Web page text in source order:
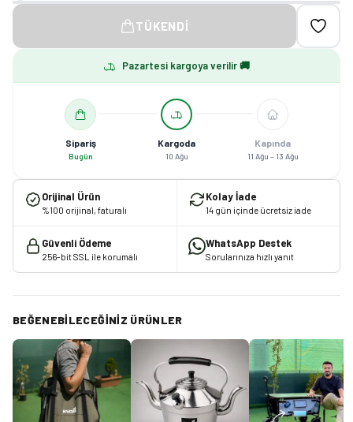
TÜKENDI
Pazartesi kargoya verilir 🚚
Sipariş
Bugün
Kargoda
10 Ağu
Kapında
11 Ağu – 13 Ağu
Orijinal Ürün
%100 orijinal, faturalı
Kolay İade
14 gün içinde ücretsiz iade
Güvenli Ödeme
256-bit SSL ile korumalı
WhatsApp Destek
Sorularınıza hızlı yanıt
BEĞENEBILECEĞINIZ ÜRÜNLER